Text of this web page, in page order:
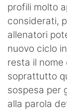
profili molto
considerati,
allenatori
nuovo ciclo
resta il
soprattutto
sospesa per
alla parola